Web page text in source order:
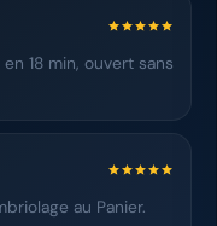
18 min, ouvert sans
au Panier.